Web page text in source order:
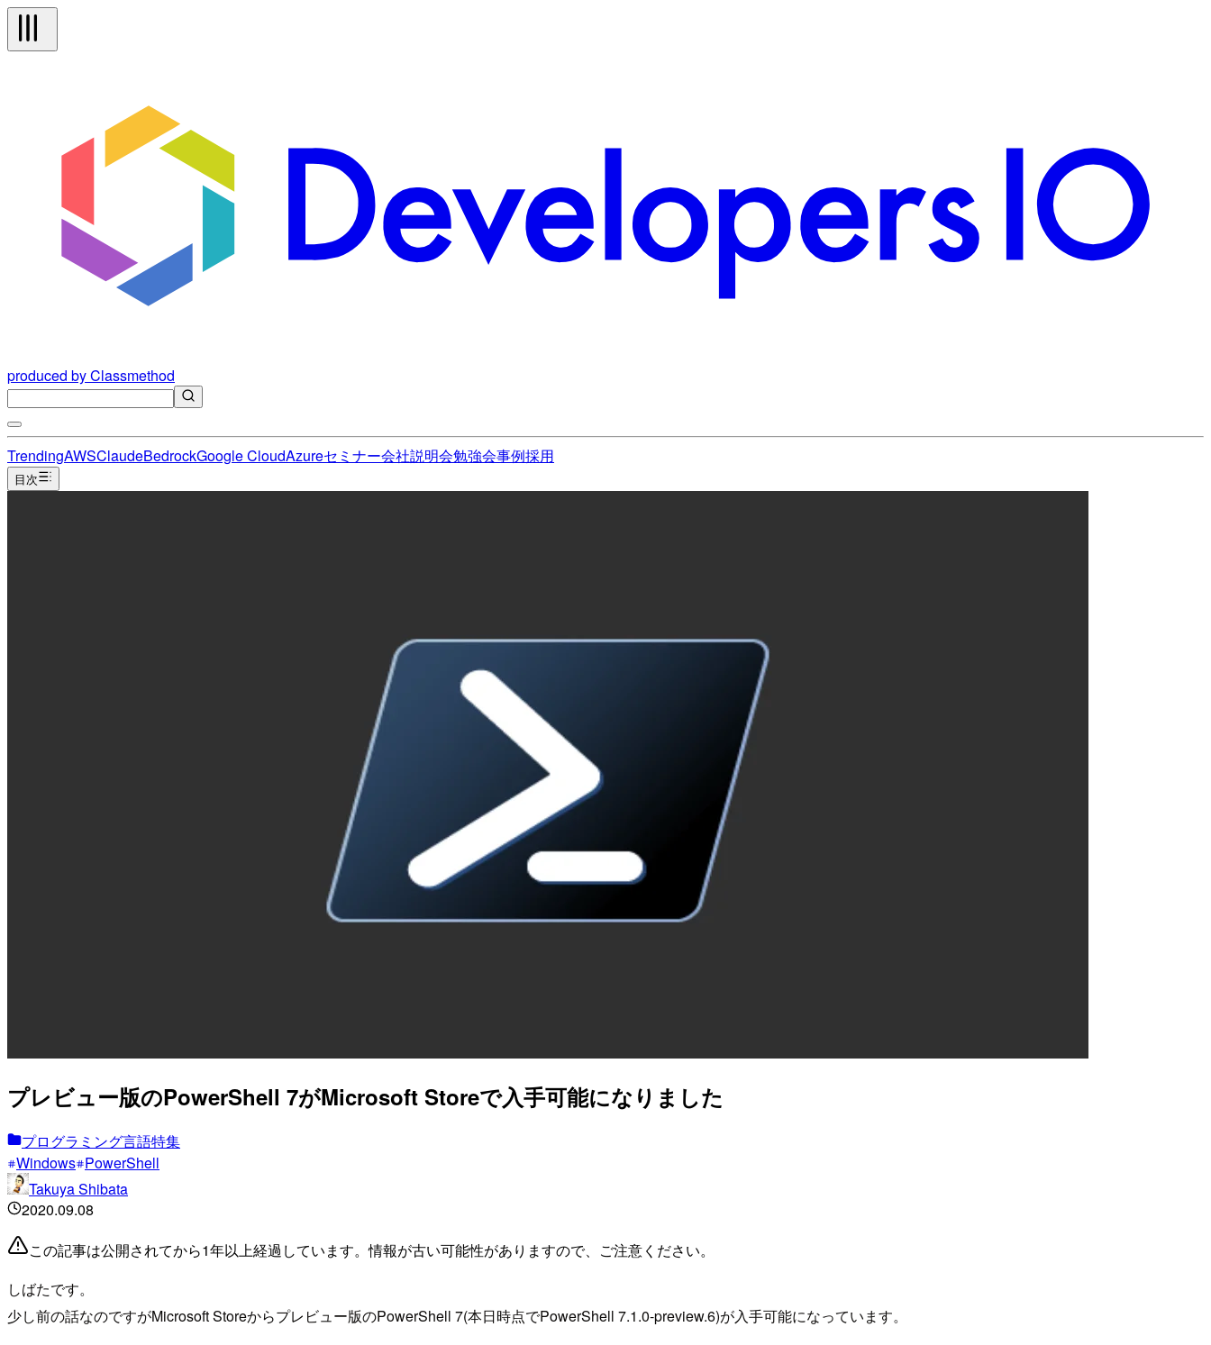
produced by Classmethod
TrendingAWSClaudeBedrockGoogle CloudAzureセミナー会社説明会勉強会事例採用
目次
プレビュー版のPowerShell 7がMicrosoft Storeで入手可能になりました
プログラミング言語特集
Windows PowerShell
Takuya Shibata
2020.09.08
この記事は公開されてから1年以上経過しています。情報が古い可能性がありますので、ご注意ください。
しばたです。
少し前の話なのですがMicrosoft Storeからプレビュー版のPowerShell 7(本日時点でPowerShell 7.1.0-preview.6)が入手可能になっています。